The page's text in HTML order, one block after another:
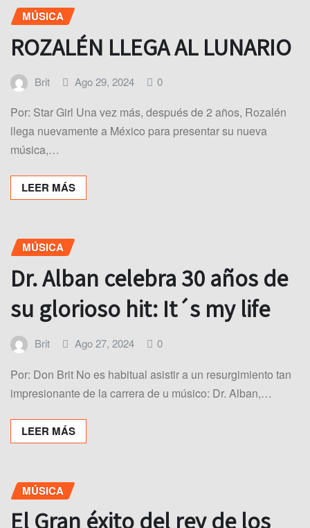
MÚSICA
ROZALÉN LLEGA AL LUNARIO
Brit Ago 29, 2024 0
Por: Star Girl Una vez más, después de 2 años, Rozalén
llega nuevamente a México para presentar su nueva
música,…
LEER MÁS
MÚSICA
Dr. Alban celebra 30 años de
su glorioso hit: It´s my life
Brit Ago 27, 2024 0
Por: Don Brit No es habitual asistir a un resurgimiento tan
impresionante de la carrera de u músico: Dr. Alban,…
LEER MÁS
MÚSICA
El Gran éxito del rey de los